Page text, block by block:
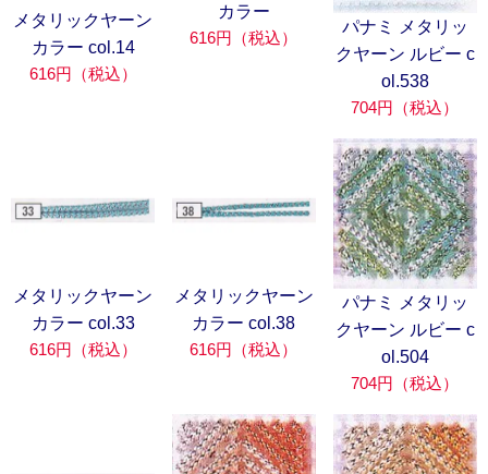
メタリックヤーン
カラー col.14
616円（税込）
カラー
616円（税込）
パナミ メタリッ
クヤーン ルビー c
ol.538
704円（税込）
メタリックヤーン
カラー col.33
616円（税込）
メタリックヤーン
カラー col.38
616円（税込）
パナミ メタリッ
クヤーン ルビー c
ol.504
704円（税込）